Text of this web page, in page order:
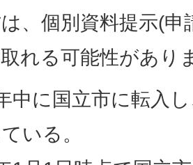
、個別資料提示(
れる可能性があり
中に国立市に転入
いる。